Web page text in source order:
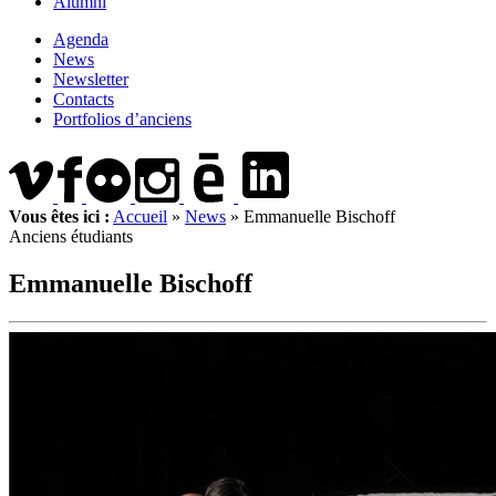
Agenda
News
Newsletter
Contacts
Portfolios d’anciens
Vous êtes ici : Accueil » News » Emmanuelle Bischoff
Anciens étudiants
Emmanuelle Bischoff